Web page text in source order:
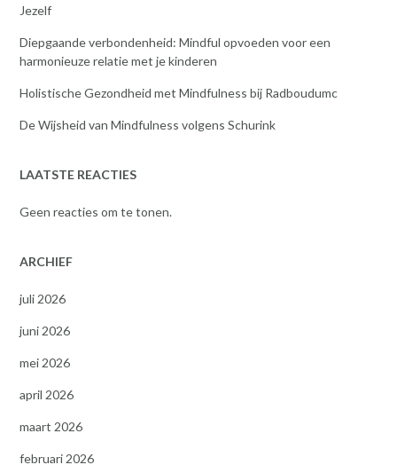
Jezelf
Diepgaande verbondenheid: Mindful opvoeden voor een
harmonieuze relatie met je kinderen
Holistische Gezondheid met Mindfulness bij Radboudumc
De Wijsheid van Mindfulness volgens Schurink
LAATSTE REACTIES
Geen reacties om te tonen.
ARCHIEF
juli 2026
juni 2026
mei 2026
april 2026
maart 2026
februari 2026